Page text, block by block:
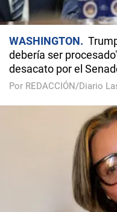
WASHINGTON
debería ser
desacato por el
Por REDACCIÓN/Diario